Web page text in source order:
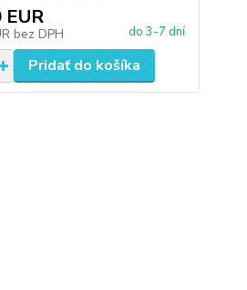
bez DPH do 3-7 dní
Pridať do košíka